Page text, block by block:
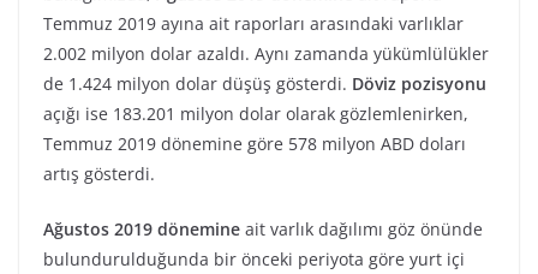
Temmuz 2019 ayına ait raporları arasındaki varlıklar
2.002 milyon dolar azaldı. Aynı zamanda yükümlülükler
de 1.424 milyon dolar düşüş gösterdi. Döviz pozisyonu
açığı ise 183.201 milyon dolar olarak gözlemlenirken,
Temmuz 2019 dönemine göre 578 milyon ABD doları
artış gösterdi.
Ağustos 2019 dönemine ait varlık dağılımı göz önünde
bulundurulduğunda bir önceki periyota göre yurt içi